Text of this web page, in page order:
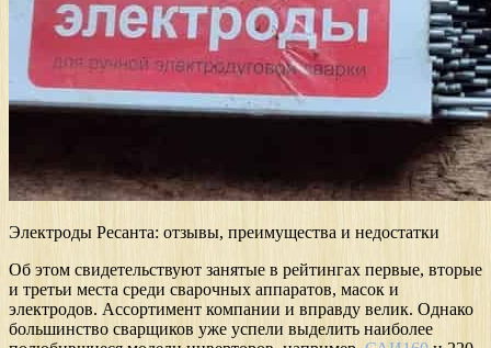
Электроды Ресанта: отзывы, преимущества и недостатки
Об этом свидетельствуют занятые в рейтингах первые, вторые
и третьи места среди сварочных аппаратов, масок и
электродов. Ассортимент компании и вправду велик. Однако
большинство сварщиков уже успели выделить наиболее